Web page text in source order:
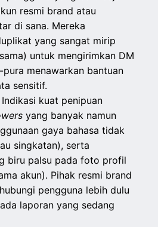
resmi brand atau
di sana. Mereka
yang sangat mirip
untuk mengirimkan DM
menawarkan bantuan
sensitif.
Indikasi kuat penipuan
yang banyak namun
gaya bahasa tidak
singkatan), serta
biru palsu pada foto profil
akun). Pihak resmi brand
pengguna lebih dulu
laporan yang sedang